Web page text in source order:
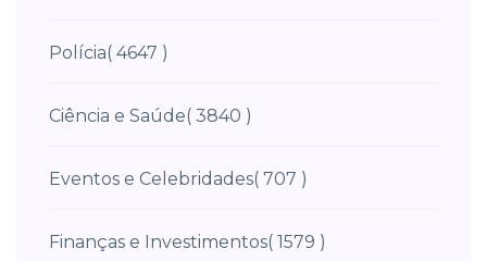
Polícia( 4647 )
Ciência e Saúde( 3840 )
Eventos e Celebridades( 707 )
Finanças e Investimentos( 1579 )